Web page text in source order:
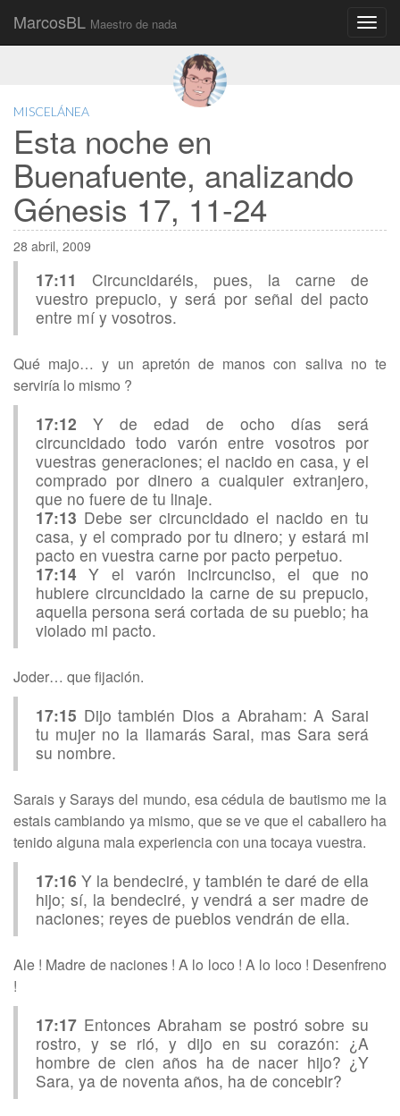
MarcosBL Maestro de nada
MISCELÁNEA
Esta noche en
Buenafuente, analizando
Génesis 17, 11-24
28 abril, 2009
17:11
Circuncidaréis, pues, la carne de
vuestro prepucio, y será por señal del pacto
entre mí y vosotros.
Qué majo… y un apretón de manos con saliva no te
serviría lo mismo ?
17:12 Y de edad de ocho días será
circuncidado todo varón entre vosotros por
vuestras generaciones; el nacido en casa, y el
comprado por dinero a cualquier extranjero,
que no fuere de tu linaje.
17:13 Debe ser circuncidado el nacido en tu
casa, y el comprado por tu dinero; y estará mi
pacto en vuestra carne por pacto perpetuo.
17:14 Y el varón incircunciso, el que no
hubiere circuncidado la carne de su prepucio,
aquella persona será cortada de su pueblo; ha
violado mi pacto.
Joder… que fijación.
17:15 Dijo también Dios a Abraham: A Sarai
tu mujer no la llamarás Sarai, mas Sara será
su nombre.
Sarais y Sarays del mundo, esa cédula de bautismo me la
estais cambiando ya mismo, que se ve que el caballero ha
tenido alguna mala experiencia con una tocaya vuestra.
17:16 Y la bendeciré, y también te daré de ella
hijo; sí, la bendeciré, y vendrá a ser madre de
naciones; reyes de pueblos vendrán de ella.
Ale ! Madre de naciones ! A lo loco ! A lo loco ! Desenfreno
!
17:17 Entonces Abraham se postró sobre su
rostro, y se rió, y dijo en su corazón: ¿A
hombre de cien años ha de nacer hijo? ¿Y
Sara, ya de noventa años, ha de concebir?